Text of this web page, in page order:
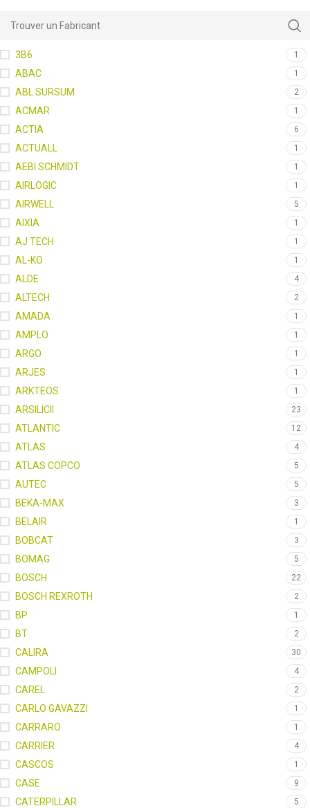
3B6 1
ABAC 1
ABL SURSUM 2
ACMAR 1
ACTIA 6
ACTUALL 1
AEBI SCHMIDT 1
AIRLOGIC 1
AIRWELL 5
AIXIA 1
AJ TECH 1
AL-KO 1
ALDE 4
ALTECH 2
AMADA 1
AMPLO 1
ARGO 1
ARJES 1
ARKTEOS 1
ARSILICII 23
ATLANTIC 12
ATLAS 4
ATLAS COPCO 5
AUTEC 5
BEKA-MAX 3
BELAIR 1
BOBCAT 3
BOMAG 5
BOSCH 22
BOSCH REXROTH 2
BP 1
BT 2
CALIRA 30
CAMPOLI 4
CAREL 2
CARLO GAVAZZI 1
CARRARO 1
CARRIER 4
CASCOS 1
CASE 9
CATERPILLAR 5